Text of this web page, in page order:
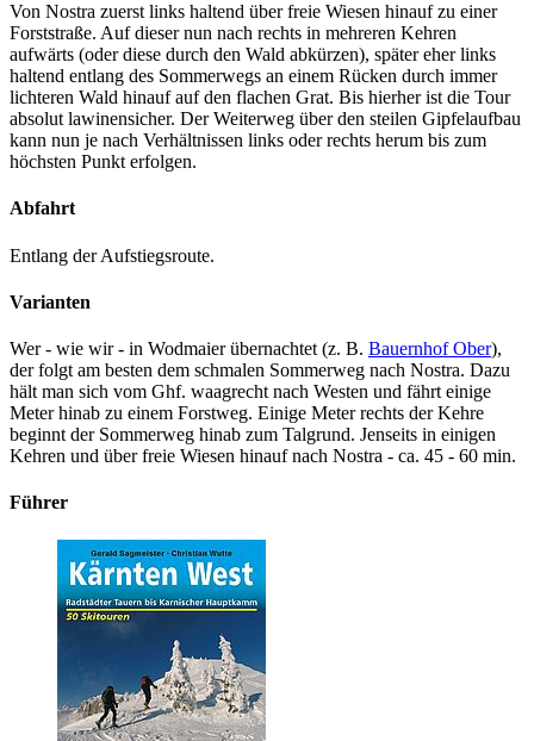
Von Nostra zuerst links haltend über freie Wiesen hinauf zu einer
Forststraße. Auf dieser nun nach rechts in mehreren Kehren
aufwärts (oder diese durch den Wald abkürzen), später eher links
haltend entlang des Sommerwegs an einem Rücken durch immer
lichteren Wald hinauf auf den flachen Grat. Bis hierher ist die Tour
absolut lawinensicher. Der Weiterweg über den steilen Gipfelaufbau
kann nun je nach Verhältnissen links oder rechts herum bis zum
höchsten Punkt erfolgen.
Abfahrt
Entlang der Aufstiegsroute.
Varianten
Wer - wie wir - in Wodmaier übernachtet (z. B. Bauernhof Ober),
der folgt am besten dem schmalen Sommerweg nach Nostra. Dazu
hält man sich vom Ghf. waagrecht nach Westen und fährt einige
Meter hinab zu einem Forstweg. Einige Meter rechts der Kehre
beginnt der Sommerweg hinab zum Talgrund. Jenseits in einigen
Kehren und über freie Wiesen hinauf nach Nostra - ca. 45 - 60 min.
Führer